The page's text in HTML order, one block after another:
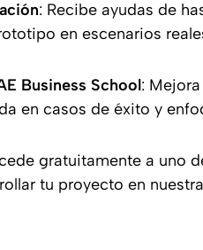
: Recibe ayudas de
en escenarios
Business School:
en casos de éxito y
gratuitamente a uno
tu proyecto en